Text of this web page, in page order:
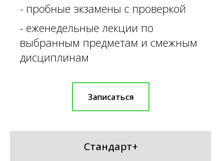
- пробные экзамены с проверкой
- еженедельные лекции по
выбранным предметам и смежным
дисциплинам
Записаться
Стандарт+